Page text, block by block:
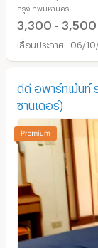
กรุงเทพมหานคร
3,300 - 3,500
06/
ดีดี อพาร์ทเม้นท์
ซานเดอร์)